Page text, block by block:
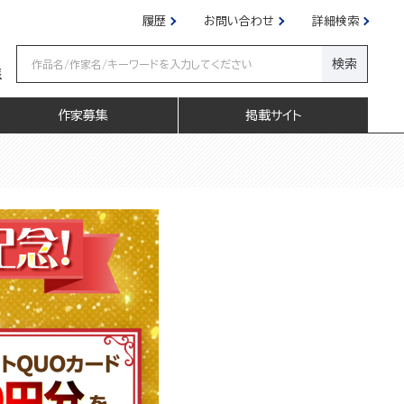
履歴 お問い合わせ 詳細検索
検索
作家募集 掲載サイト